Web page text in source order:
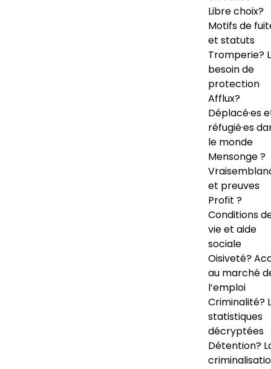
Libre choix?
Motifs de
et statuts
Tromperie?
besoin de
protection
Afflux?
Déplacé·es
réfugié·es
le monde
Mensonge ?
et preuves
Profit ?
Conditions
vie et aide
sociale
Oisiveté?
au marché
l’emploi
Criminalité?
statistiques
décryptées
Détention?